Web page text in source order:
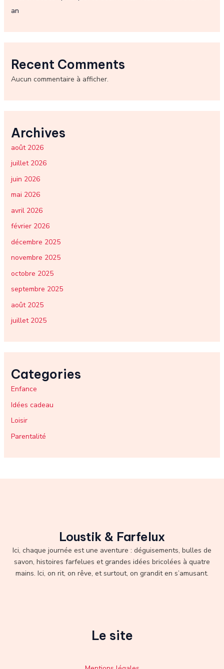
an
Recent Comments
Aucun commentaire à afficher.
Archives
août 2026
juillet 2026
juin 2026
mai 2026
avril 2026
février 2026
décembre 2025
novembre 2025
octobre 2025
septembre 2025
août 2025
juillet 2025
Categories
Enfance
Idées cadeau
Loisir
Parentalité
Loustik & Farfelux
Ici, chaque journée est une aventure : déguisements, bulles de
savon, histoires farfelues et grandes idées bricolées à quatre
mains. Ici, on rit, on rêve, et surtout, on grandit en s’amusant.
Le site